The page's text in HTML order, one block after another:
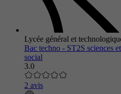
Lycée général et
Bac techno - ST2S sciences
social
3.0
2 avis